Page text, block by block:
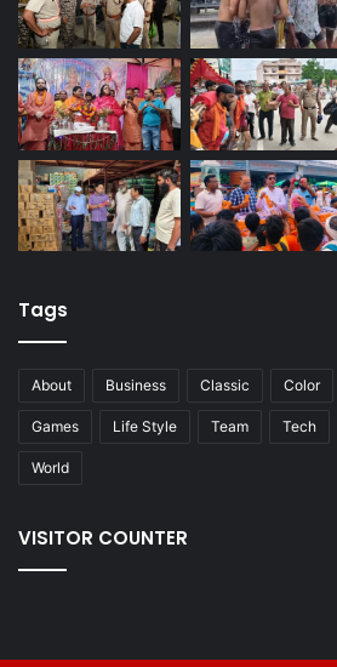
Tags
About Business Classic Color
Games Life Style Team Tech
World
VISITOR COUNTER